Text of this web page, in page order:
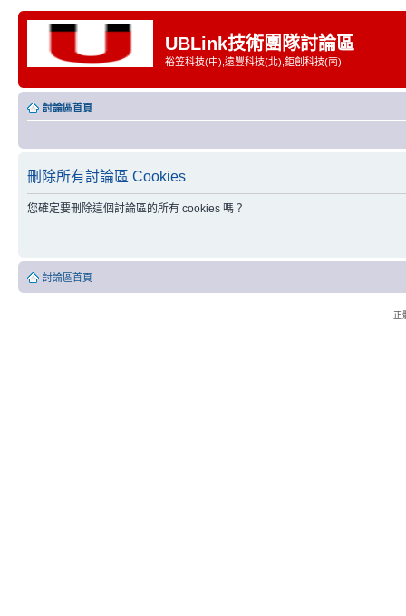
UBLink技術團隊討論區
裕笠科技(中),遠豐科技(北),鉅創科技(南)
討論區首頁
刪除所有討論區 Cookies
您確定要刪除這個討論區的所有 cookies 嗎？
討論區首頁
正